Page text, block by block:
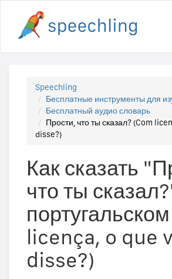
Speechling
Бесплатные инструменты для
Бесплатный аудио словарь
Прости, что ты сказал? (Com
disse?)
Как сказать
что ты
licença, o que
disse?)